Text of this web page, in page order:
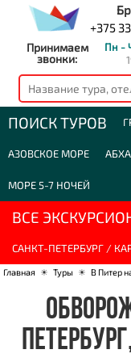
+375 33
Принимаем
звонки:
Пн -
ПОИСК ТУРОВ
АЗОВСКОЕ МОРЕ
МОРЕ 5-7 НОЧЕЙ
ВСЕ
САНКТ-ПЕТЕРБУРГ /
Главная ☀ Туры ☀ В Питер